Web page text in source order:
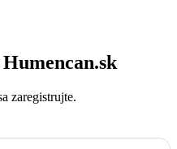
zaregistrujte.